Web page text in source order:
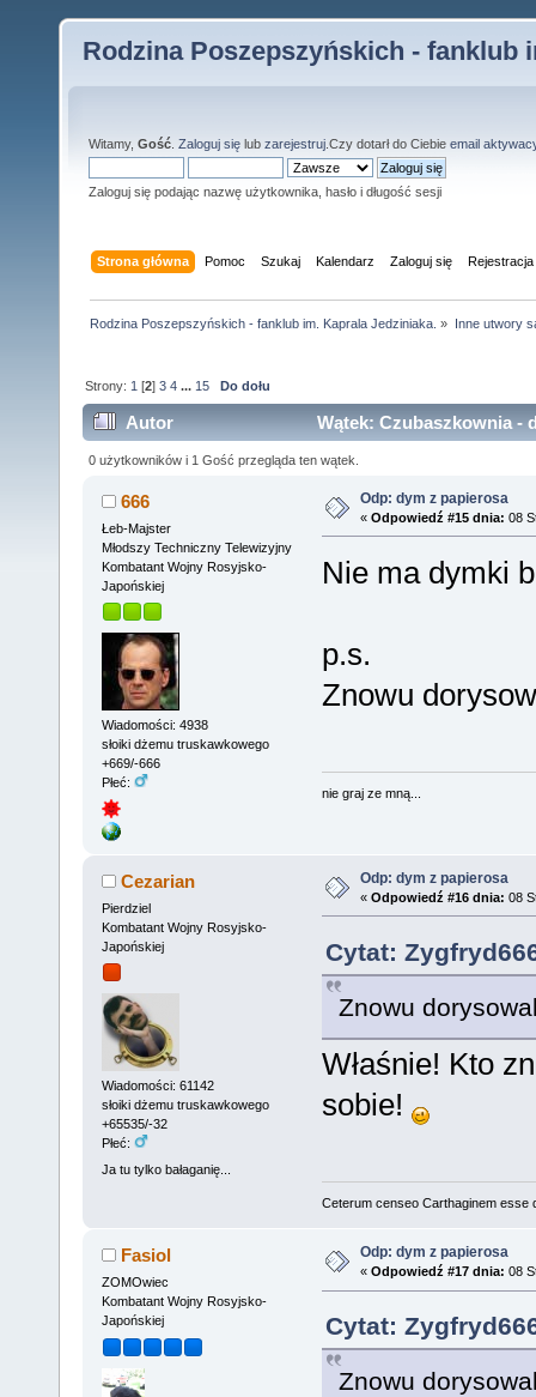
Rodzina Poszepszyńskich - fanklub
Witamy, Gość Zaloguj się lub zarejestruj .Czy dotarł do Ciebie email
Zaloguj się podając nazwę użytkownika, hasło i długość sesji
Strona główna Pomoc Szukaj Kalendarz Zaloguj się Rejestracja
Rodzina Poszepszyńskich - fanklub im. Kaprala Jedziniaka. » Inne utwory
Strony: 1 [2]3 4 ... 15 Do dołu
Autor Wątek: Czubaszkownia -
0 użytkowników i 1 Gość przegląda ten wątek.
666
Łeb-Majster
Młodszy Techniczny Telewizyjny
Kombatant Wojny Rosyjsko-
Japońskiej
Wiadomości: 4938
słoiki dżemu truskawkowego
+669/-666
Płeć:
Odp: dym z papierosa
« Odpowiedź #15 dnia: 08
Nie ma dymki
p.s.
Znowu
nie graj ze mną...
Cezarian
Pierdziel
Kombatant Wojny Rosyjsko-
Japońskiej
Wiadomości: 61142
słoiki dżemu truskawkowego
+65535/-32
Płeć:
Ja tu tylko bałaganię...
Odp: dym z papierosa
« Odpowiedź #16 dnia: 08
Cytat:
Znowu
Właśnie! Kto
sobie!
Ceterum censeo Carthaginem esse
Fasiol
ZOMOwiec
Kombatant Wojny Rosyjsko-
Japońskiej
Odp: dym z papierosa
« Odpowiedź #17 dnia: 08
Cytat:
Znowu